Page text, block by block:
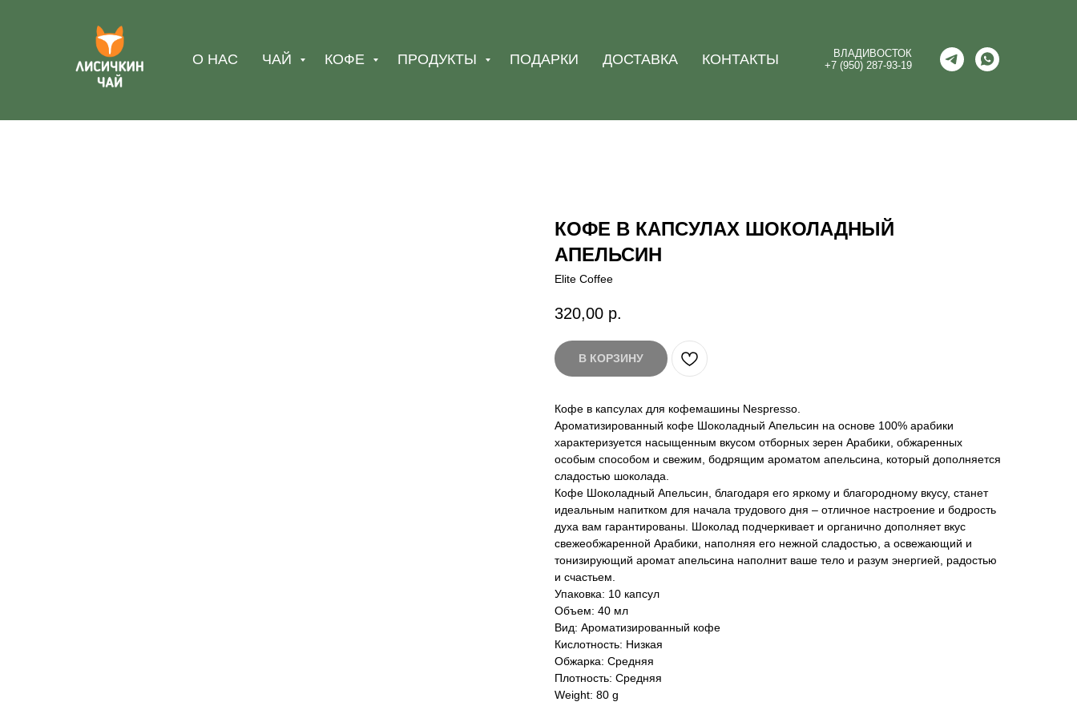
О НАС ЧАЙ КОФЕ ПРОДУКТЫ ПОДАРКИ ДОСТАВКА КОНТАКТЫ
ВЛАДИВОСТОК
+7 (950) 287-93-19
КОФЕ В КАПСУЛАХ ШОКОЛАДНЫЙ
АПЕЛЬСИН
Elite Coffee
320,00 р.
В КОРЗИНУ
Кофе в капсулах для кофемашины Nespresso.
Ароматизированный кофе Шоколадный Апельсин на основе 100% арабики
характеризуется насыщенным вкусом отборных зерен Арабики, обжаренных
особым способом и свежим, бодрящим ароматом апельсина, который дополняется
сладостью шоколада.
Кофе Шоколадный Апельсин, благодаря его яркому и благородному вкусу, станет
идеальным напитком для начала трудового дня – отличное настроение и бодрость
духа вам гарантированы. Шоколад подчеркивает и органично дополняет вкус
свежеобжаренной Арабики, наполняя его нежной сладостью, а освежающий и
тонизирующий аромат апельсина наполнит ваше тело и разум энергией, радостью
и счастьем.
Упаковка: 10 капсул
Объем: 40 мл
Вид: Ароматизированный кофе
Кислотность: Низкая
Обжарка: Средняя
Плотность: Средняя
Weight: 80 g